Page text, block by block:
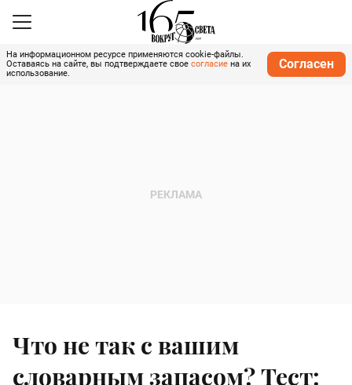
На информационном ресурсе применяются cookie-файлы.
Оставаясь на сайте, вы подтверждаете свое согласие на их
использование.
Согласен
Что не так с вашим
словарным запасом? Тест: